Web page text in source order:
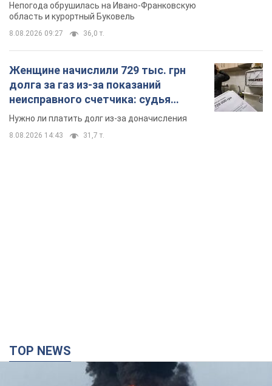
Непогода обрушилась на Ивано-Франковскую
область и курортный Буковель
8.08.2026 09:27 36,0 т.
Женщине начислили 729 тыс. грн
долга за газ из-за показаний
неисправного счетчика: судья
вынес неожиданное решение
Нужно ли платить долг из-за доначисления
8.08.2026 14:43 31,7 т.
TOP NEWS